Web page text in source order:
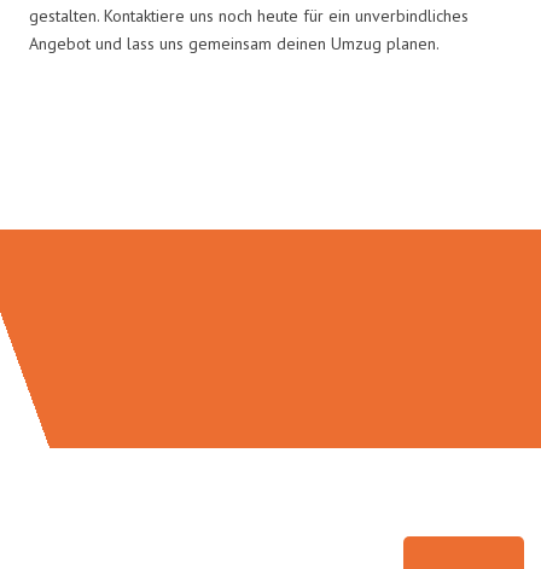
gestalten. Kontaktiere uns noch heute für ein unverbindliches
Angebot und lass uns gemeinsam deinen Umzug planen.